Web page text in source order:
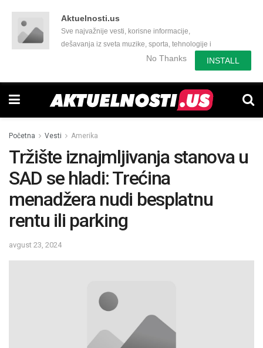
Aktuelnosti.us
Sve najvažnije vesti, korisne informacije,
dešavanja iz sveta muzike, sporta, tehnologije i
još mnogo toga zanimljivog.No Thanks INSTALL
Početna Vesti Amerika
Tržište iznajmljivanja stanova u
SAD se hladi: Trećina
menadžera nudi besplatnu
rentu ili parking
avgust 23, 2024